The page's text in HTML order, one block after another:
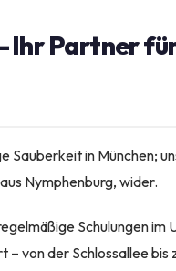
Ihr Partner
in München;
Nymphenburg, wider.
Schulungen im
von der Schlossallee bis